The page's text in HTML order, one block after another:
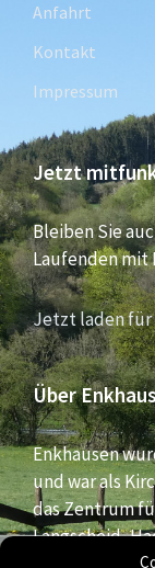
Anfahrt
Kontakt
Impressum
Jetzt
Bleiben Sie
Laufenden mit
Jetzt laden für
Über
Enkhausen
und war als
das Zentrum
Langscheid,